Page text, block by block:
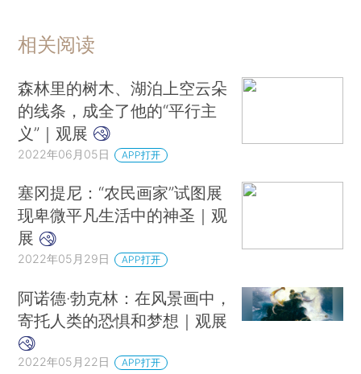
相关阅读
森林里的树木、湖泊上空云朵
的线条，成全了他的“平行主
义”｜观展
2022年06月05日 APP打开
塞冈提尼：“农民画家”试图展
现卑微平凡生活中的神圣｜观
展
2022年05月29日 APP打开
阿诺德·勃克林：在风景画中，
寄托人类的恐惧和梦想｜观展
2022年05月22日 APP打开